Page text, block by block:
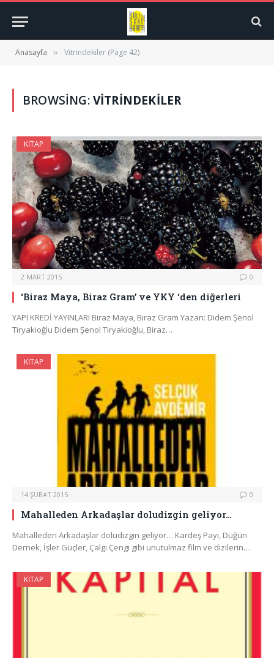
Anasayfa » Vitrindekiler (Page 42)
BROWSING:VITRINDEKILER
KITAP
2 MART 2015 0
‘Biraz Maya, Biraz Gram’ ve YKY ‘den diğerleri
YAPI KREDİ YAYINLARI Biraz Maya, Biraz Gram Yazan: Didem Şenol
Tiryakioğlu Didem Şenol Tiryakioğlu, Biraz…
KITAP
14 ŞUBAT 2015 0
Mahalleden Arkadaşlar doludizgin geliyor…
Mahalleden Arkadaşlar doludizgin geliyor… Kardeş Payı, Düğün
Dernek, İşler Güçler, Çalgı Çengi gibi unutulmaz film ve dizilerin…
KITAP